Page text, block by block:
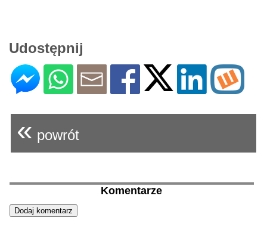
Udostępnij
« powrót
Komentarze